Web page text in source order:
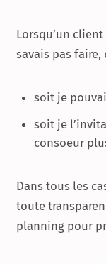
Lorsqu’un
savais pas
soit je
soit je
consoeur
Dans tous les
toute
planning pour